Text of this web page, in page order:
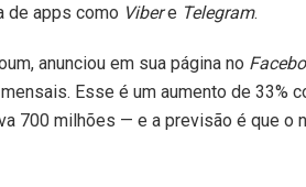
de apps como Vibere Telegram.
anunciou em sua página no
Esse é um aumento de 33%
700 milhões — e a previsão é que